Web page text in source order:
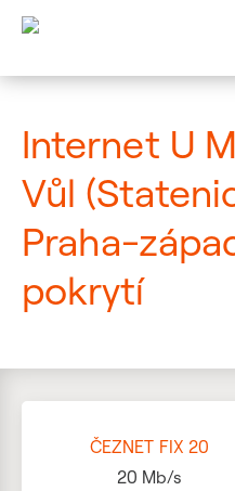
Internet U
Vůl
Praha-
pokrytí
ČEZNET FIX 20
20 Mb/s
: Mapa pokrytí ulice